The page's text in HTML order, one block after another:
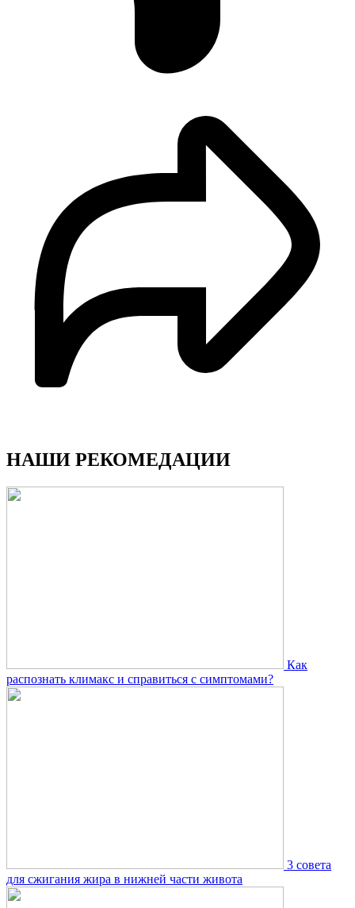
НАШИ РЕКОМЕДАЦИИ
Как
распознать климакс и справиться с симптомами?
3 совета
для сжигания жира в нижней части живота